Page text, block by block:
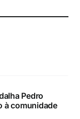
Pedro
à comunidade